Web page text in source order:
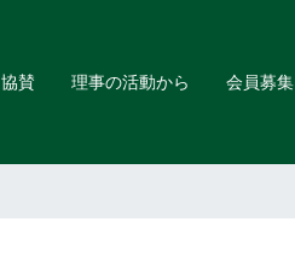
協賛 理事の活動から 会員募集